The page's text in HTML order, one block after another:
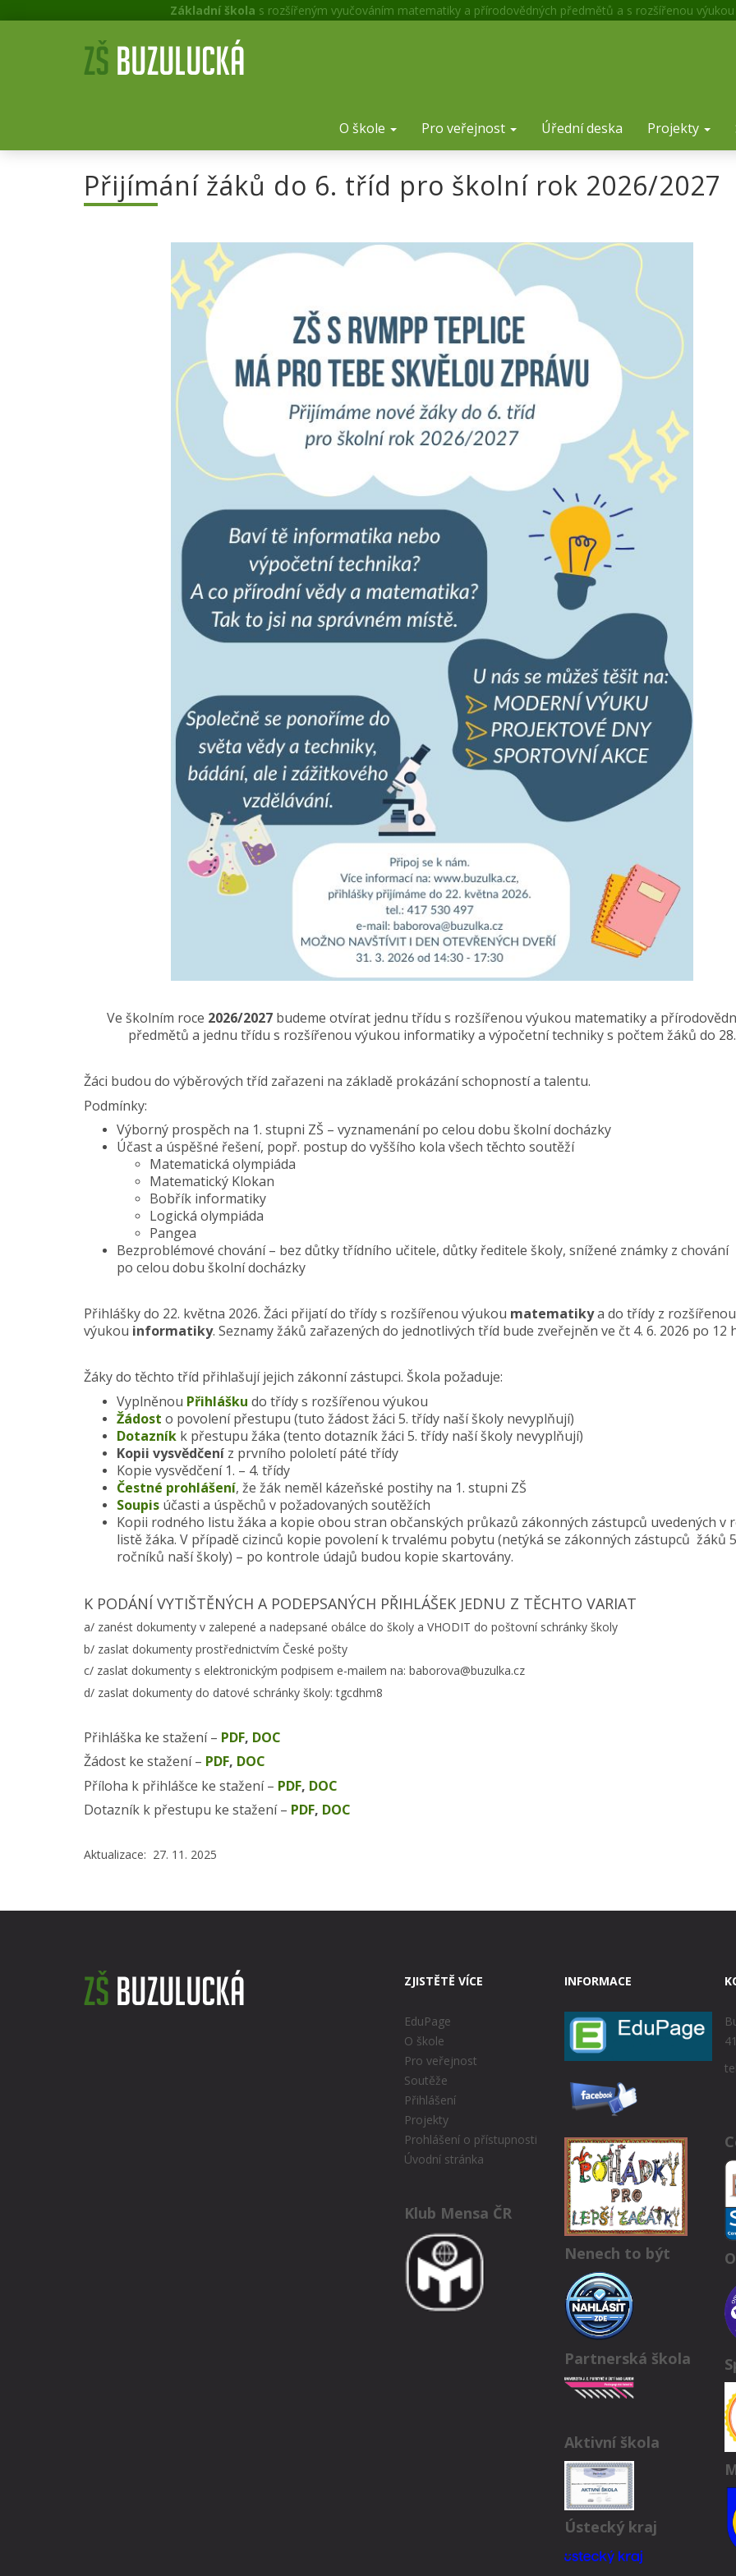
Základní škola s rozšířeným vyučováním matematiky a přírodovědných předmětů a s rozšířenou
O škole Pro veřejnost Úřední deska Projekty
Přijímání žáků do 6. tříd pro školní rok 2026/2027
Ve školním roce 2026/2027 budeme otvírat jednu třídu s rozšířenou výukou matematiky a
předmětů a jednu třídu s rozšířenou výukou informatiky a výpočetní techniky s počtem žáků do 28.
Žáci budou do výběrových tříd zařazeni na základě prokázání schopností a talentu.
Podmínky:
Výborný prospěch na 1. stupni ZŠ – vyznamenání po celou dobu školní docházky
Účast a úspěšné řešení, popř. postup do vyššího kola všech těchto soutěží
Matematická olympiáda
Matematický Klokan
Bobřík informatiky
Logická olympiáda
Pangea
Bezproblémové chování – bez důtky třídního učitele, důtky ředitele školy, snížené známky z chování
po celou dobu školní docházky
Přihlášky do 22. května 2026. Žáci přijatí do třídy s rozšířenou výukou matematikya do třídy z rozšířenou
výukou informatiky. Seznamy žáků zařazených do jednotlivých tříd bude zveřejněn ve čt 4. 6. 2026 po 12
Žáky do těchto tříd přihlašují jejich zákonní zástupci. Škola požaduje:
Vyplněnou Přihlášku do třídy s rozšířenou výukou
Žádost o povolení přestupu (tuto žádost žáci 5. třídy naší školy nevyplňují)
Dotazník k přestupu žáka (tento dotazník žáci 5. třídy naší školy nevyplňují)
Kopii vysvědčení z prvního pololetí páté třídy
Kopie vysvědčení 1. – 4. třídy
Čestné prohlášení, že žák neměl kázeňské postihy na 1. stupni ZŠ
Soupis účasti a úspěchů v požadovaných soutěžích
Kopii rodného listu žáka a kopie obou stran občanských průkazů zákonných zástupců uvedených v
listě žáka. V případě cizinců kopie povolení k trvalému pobytu (netýká se zákonných zástupců žáků
ročníků naší školy) – po kontrole údajů budou kopie skartovány.
K PODÁNÍ VYTIŠTĚNÝCH A PODEPSANÝCH PŘIHLÁŠEK JEDNU Z TĚCHTO VARIAT
a/ zanést dokumenty v zalepené a nadepsané obálce do školy a VHODIT do poštovní schránky školy
b/ zaslat dokumenty prostřednictvím České pošty
c/ zaslat dokumenty s elektronickým podpisem e-mailem na: baborova@buzulka.cz
d/ zaslat dokumenty do datové schránky školy: tgcdhm8
Přihláška ke stažení – PDF, DOC
Žádost ke stažení – PDF, DOC
Příloha k přihlášce ke stažení – PDF, DOC
Dotazník k přestupu ke stažení – PDF, DOC
Aktualizace: 27. 11. 2025
ZJISTĚTĚ VÍCE
EduPage
O škole
Pro veřejnost
Soutěže
Přihlášení
Projekty
Prohlášení o přístupnosti
Úvodní stránka
Klub Mensa ČR
INFORMACE
Nenech to být
Partnerská škola
Aktivní škola
Ústecký kraj